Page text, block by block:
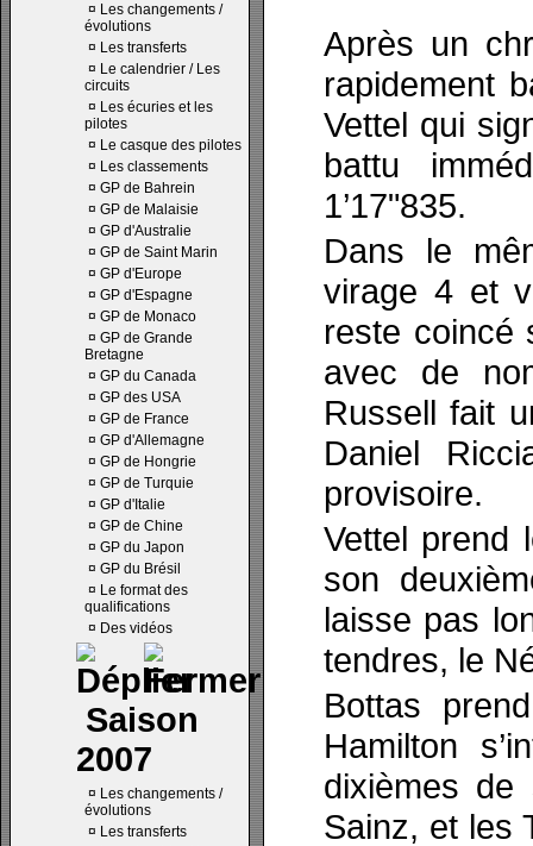
¤ Les changements /
évolutions
¤ Les transferts
¤ Le calendrier / Les
circuits
¤ Les écuries et les
pilotes
¤ Le casque des pilotes
¤ Les classements
¤ GP de Bahrein
¤ GP de Malaisie
¤ GP d'Australie
¤ GP de Saint Marin
¤ GP d'Europe
¤ GP d'Espagne
¤ GP de Monaco
¤ GP de Grande
Bretagne
¤ GP du Canada
¤ GP des USA
¤ GP de France
¤ GP d'Allemagne
¤ GP de Hongrie
¤ GP de Turquie
¤ GP d'Italie
¤ GP de Chine
¤ GP du Japon
¤ GP du Brésil
¤ Le format des
qualifications
¤ Des vidéos
Saison
2007
¤ Les changements /
évolutions
¤ Les transferts
Après un
rapidement
Vettel qui
battu
1’17"835.
Dans le
virage 4 et
reste coincé
avec de
Russell fait
Daniel
provisoire.
Vettel prend
son
laisse pas
tendres, le
Bottas
Hamilton
dixièmes de
Sainz, et les